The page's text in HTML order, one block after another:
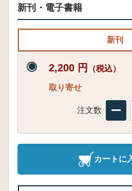
新刊・電子書籍
新刊
2,200 円 （税込）
取り寄せ
注文数
カートに